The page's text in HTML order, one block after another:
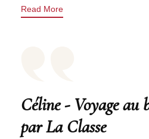
Read More
Céline - Voyage au
par La Classe